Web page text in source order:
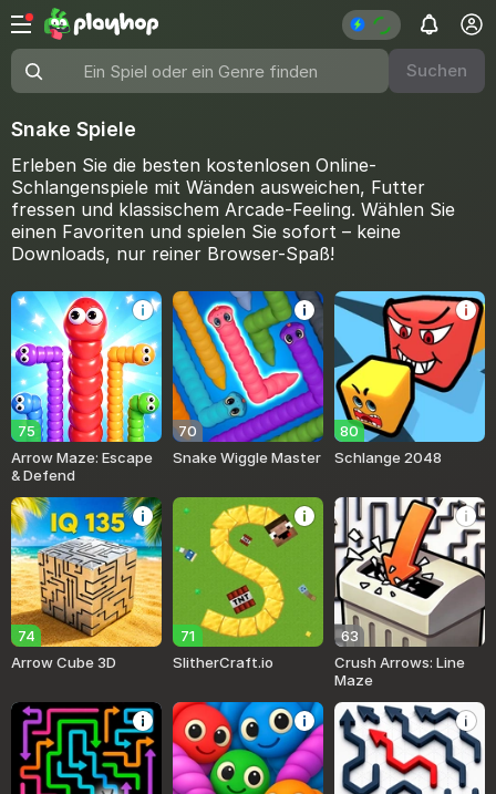
Ein Spiel oder ein Genre finden Suchen
Snake Spiele
Erleben Sie die besten kostenlosen Online-
Schlangenspiele mit Wänden ausweichen, Futter
fressen und klassischem Arcade-Feeling. Wählen Sie
einen Favoriten und spielen Sie sofort – keine
Downloads, nur reiner Browser-Spaß!
75
Arrow Maze: Escape
& Defend
70
Snake Wiggle Master
80
Schlange 2048
74
Arrow Cube 3D
71
SlitherCraft.io
63
Crush Arrows: Line
Maze